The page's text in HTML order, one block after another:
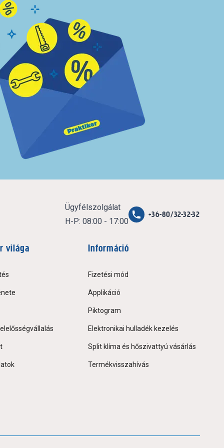
Ügyfélszolgálat
H-P: 08:00 - 17:00
+36-80/32-32-32
világa Információ
Fizetési mód
Applikáció
Piktogram
Elektronikai hulladék kezelés
Split klíma és hőszivattyú vásárlás
Termékvisszahívás